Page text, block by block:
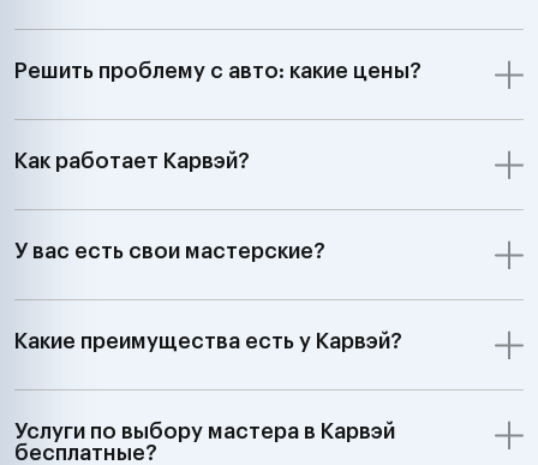
Решить проблему с авто: какие цены?
Как работает Карвэй?
У вас есть свои мастерские?
Какие преимущества есть у Карвэй?
Услуги по выбору мастера в Карвэй
бесплатные?